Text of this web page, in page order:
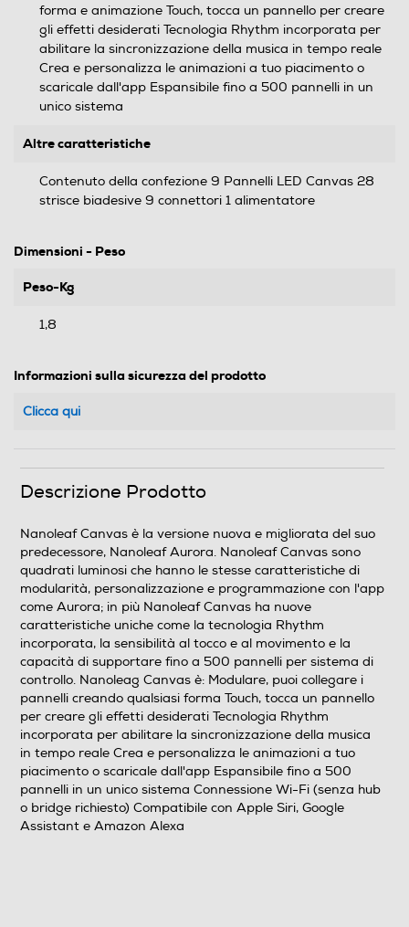
forma e animazione Touch, tocca un pannello per creare
gli effetti desiderati Tecnologia Rhythm incorporata per
abilitare la sincronizzazione della musica in tempo reale
Crea e personalizza le animazioni a tuo piacimento o
scaricale dall'app Espansibile fino a 500 pannelli in un
unico sistema
Altre caratteristiche
Contenuto della confezione 9 Pannelli LED Canvas 28
strisce biadesive 9 connettori 1 alimentatore
Dimensioni - Peso
Peso-Kg
1,8
Informazioni sulla sicurezza del prodotto
Clicca qui
Descrizione Prodotto
Nanoleaf Canvas è la versione nuova e migliorata del suo
predecessore, Nanoleaf Aurora. Nanoleaf Canvas sono
quadrati luminosi che hanno le stesse caratteristiche di
modularità, personalizzazione e programmazione con l'app
come Aurora; in più Nanoleaf Canvas ha nuove
caratteristiche uniche come la tecnologia Rhythm
incorporata, la sensibilità al tocco e al movimento e la
capacità di supportare fino a 500 pannelli per sistema di
controllo. Nanoleag Canvas è: Modulare, puoi collegare i
pannelli creando qualsiasi forma Touch, tocca un pannello
per creare gli effetti desiderati Tecnologia Rhythm
incorporata per abilitare la sincronizzazione della musica
in tempo reale Crea e personalizza le animazioni a tuo
piacimento o scaricale dall'app Espansibile fino a 500
pannelli in un unico sistema Connessione Wi-Fi (senza hub
o bridge richiesto) Compatibile con Apple Siri, Google
Assistant e Amazon Alexa